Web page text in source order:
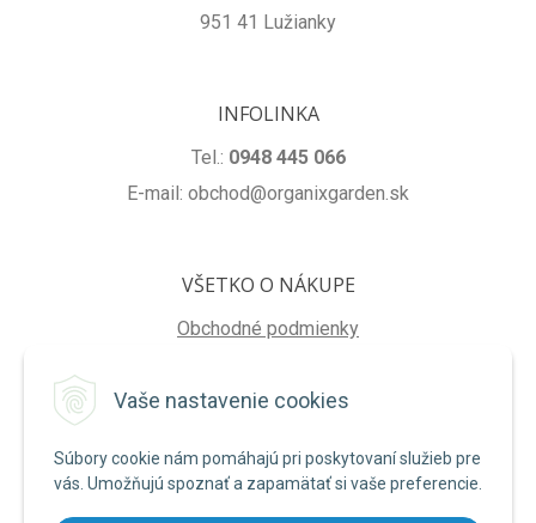
Vaše nastavenie cookies
Súbory cookie nám pomáhajú pri poskytovaní služieb pre
vás. Umožňujú spoznať a zapamätať si vaše preferencie.
951 41 Lužianky
INFOLINKA
Tel.: 0948 445 066
E-mail: obchod@organixgarden.sk
VŠETKO O NÁKUPE
Obchodné podmienky
Reklamačné podmienky
NA STIAHNUTIE
Formulár na odstúpenie od zmluvy